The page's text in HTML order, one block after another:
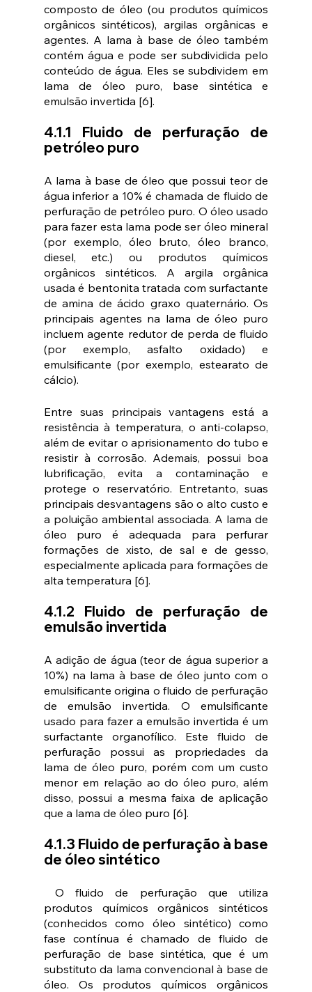
composto de óleo (ou produtos químicos
orgânicos sintéticos), argilas orgânicas e
agentes. A lama à base de óleo também
contém água e pode ser subdividida pelo
conteúdo de água. Eles se subdividem em
lama de óleo puro, base sintética e
emulsão invertida [6].
4.1.1 Fluido de perfuração de
petróleo puro
A lama à base de óleo que possui teor de
água inferior a 10% é chamada de fluido de
perfuração de petróleo puro. O óleo usado
para fazer esta lama pode ser óleo mineral
(por exemplo, óleo bruto, óleo branco,
diesel, etc.) ou produtos químicos
orgânicos sintéticos. A argila orgânica
usada é bentonita tratada com surfactante
de amina de ácido graxo quaternário. Os
principais agentes na lama de óleo puro
incluem agente redutor de perda de fluido
(por exemplo, asfalto oxidado) e
emulsificante (por exemplo, estearato de
cálcio).
Entre suas principais vantagens está a
resistência à temperatura, o anti-colapso,
além de evitar o aprisionamento do tubo e
resistir à corrosão. Ademais, possui boa
lubrificação, evita a contaminação e
protege o reservatório. Entretanto, suas
principais desvantagens são o alto custo e
a poluição ambiental associada. A lama de
óleo puro é adequada para perfurar
formações de xisto, de sal e de gesso,
especialmente aplicada para formações de
alta temperatura [6].
4.1.2 Fluido de perfuração de
emulsão invertida
A adição de água (teor de água superior a
10%) na lama à base de óleo junto com o
emulsificante origina o fluido de perfuração
de emulsão invertida. O emulsificante
usado para fazer a emulsão invertida é um
surfactante organofílico. Este fluido de
perfuração possui as propriedades da
lama de óleo puro, porém com um custo
menor em relação ao do óleo puro, além
disso, possui a mesma faixa de aplicação
que a lama de óleo puro [6].
4.1.3 Fluido de perfuração à base
de óleo sintético
O fluido de perfuração que utiliza
produtos químicos orgânicos sintéticos
(conhecidos como óleo sintético) como
fase contínua é chamado de fluido de
perfuração de base sintética, que é um
substituto da lama convencional à base de
óleo. Os produtos químicos orgânicos